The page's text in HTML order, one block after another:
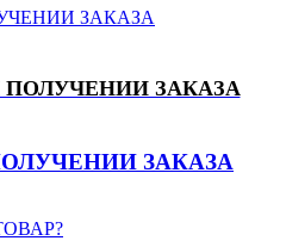
ЗАКАЗА
ЗАКАЗА